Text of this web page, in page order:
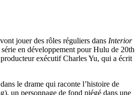
jouer des rôles réguliers dans Interior
en développement pour Hulu de 20th
exécutif Charles Yu, qui a écrit
le drame qui raconte l’histoire de
un personnage de fond piégé dans une